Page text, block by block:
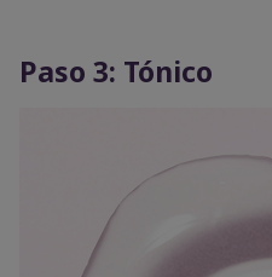
Paso 3: Tónico